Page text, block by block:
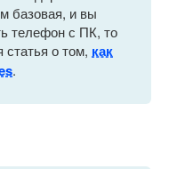
базовая, и вы
телефон с ПК, то
статья о том, как
.